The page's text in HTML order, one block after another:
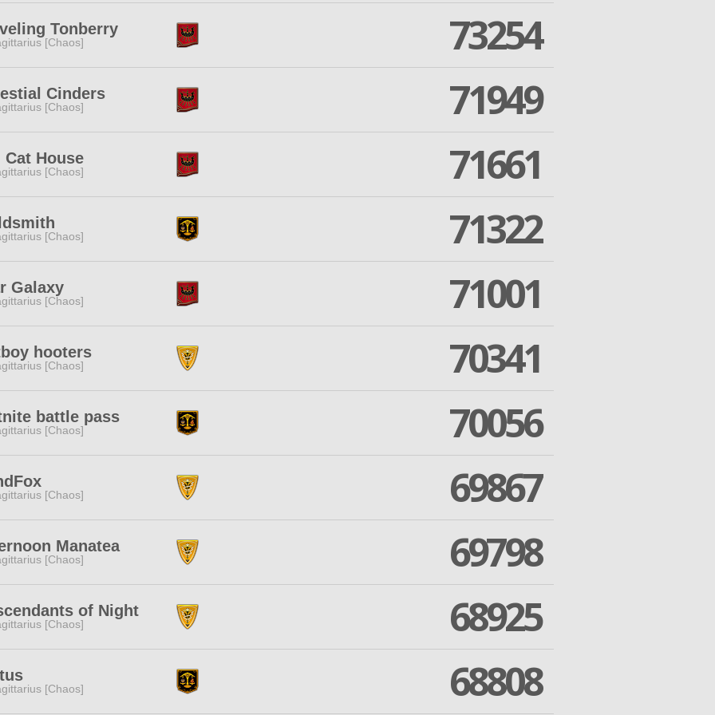
Tonberry
[Chaos] 73254
Cinders
[Chaos] 71949
Cat House
[Chaos] 71661
[Chaos] 71322
Galaxy
[Chaos] 71001
hooters
[Chaos] 70341
battle pass
[Chaos] 70056
[Chaos] 69867
Manatea
[Chaos] 69798
of Night
[Chaos] 68925
[Chaos] 68808